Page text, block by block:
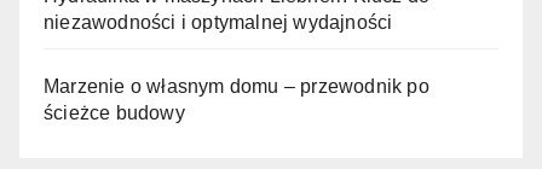
niezawodności i optymalnej wydajności
Marzenie o własnym domu – przewodnik po
ścieżce budowy